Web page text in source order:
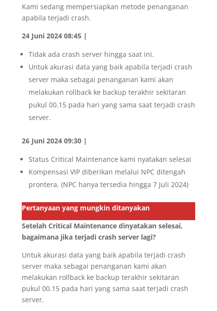
Kami sedang mempersiapkan metode penanganan
apabila terjadi crash.
24 Juni 2024 08:45 |
Tidak ada crash server hingga saat ini.
Untuk akurasi data yang baik apabila terjadi crash
server maka sebagai penanganan kami akan
melakukan rollback ke backup terakhir sekitaran
pukul 00.15 pada hari yang sama saat terjadi crash
server.
26 Juni 2024 09:30 |
Status Critical Maintenance kami nyatakan selesai
Kompensasi VIP diberikan melalui NPC ditengah
prontera. (NPC hanya tersedia hingga 7 Juli 2024)
Pertanyaan yang mungkin ditanyakan
Setelah Critical Maintenance dinyatakan selesai,
bagaimana jika terjadi crash server lagi?
Untuk akurasi data yang baik apabila terjadi crash
server maka sebagai penanganan kami akan
melakukan rollback ke backup terakhir sekitaran
pukul 00.15 pada hari yang sama saat terjadi crash
server.